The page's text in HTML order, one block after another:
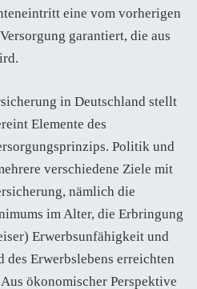
eine vom vorherigen
garantiert, die aus
in Deutschland stellt
Elemente des
Politik und
verschiedene Ziele mit
nämlich die
im Alter, die Erbringung
Erwerbsunfähigkeit und
des Erwerbslebens erreichten
ökonomischer Perspektive